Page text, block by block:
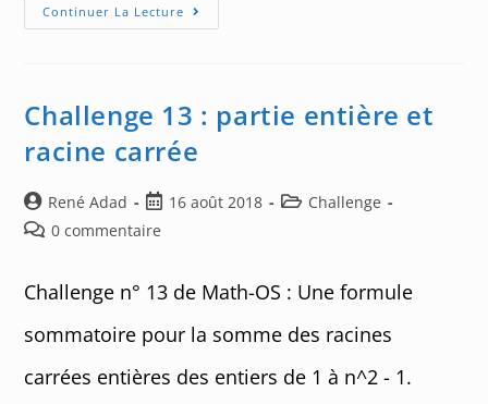
Continuer La Lecture Challenge
15
Non-
Multiples
3
Challenge 13 : partie entière et
racine carrée
Auteur/autrice
de
René Adad
Post
published:
16 août 2018
PostChallenge
Post0 commentaire
Challenge n° 13 de Math-OS : Une formule
sommatoire pour la somme des racines
carrées entières des entiers de 1 à n^2 - 1.